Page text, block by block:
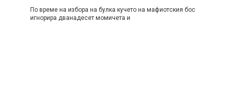
По време на избора на булка кучето на мафиотския бос
игнорира дванадесет момичета и